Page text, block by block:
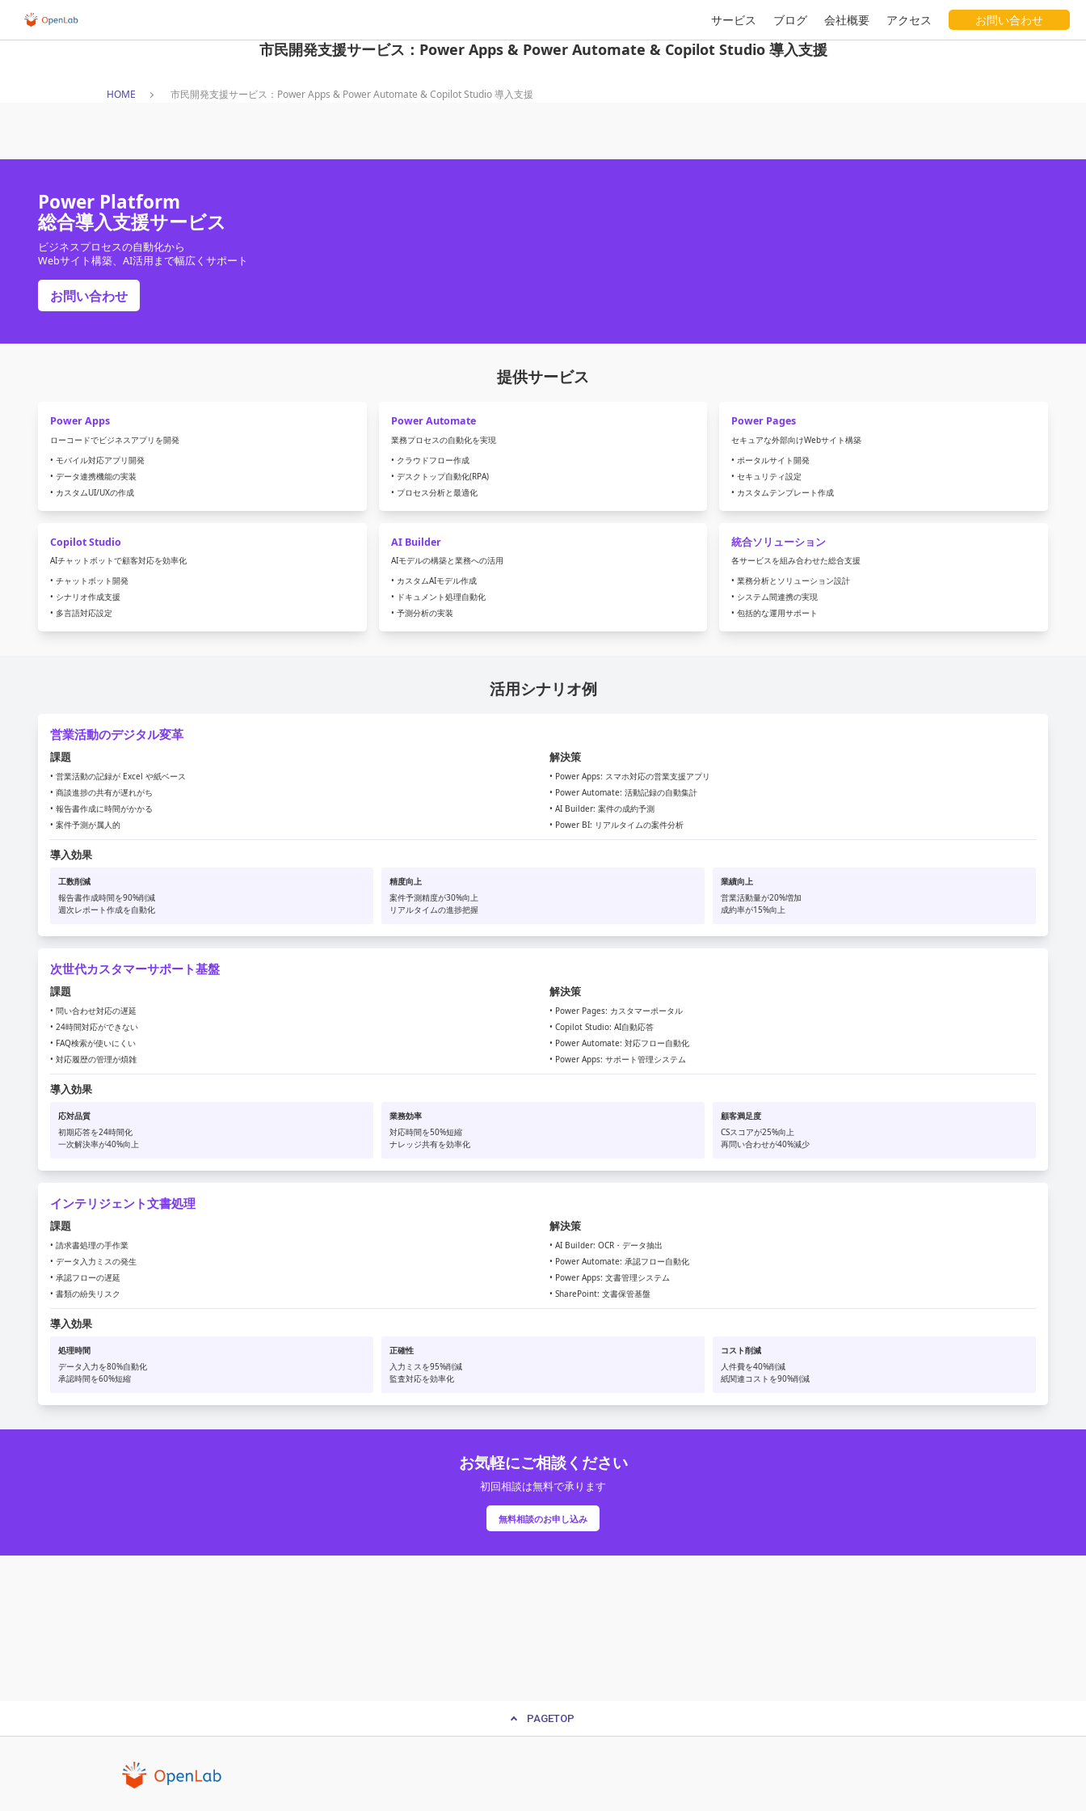
サービス ブログ 会社概要 アクセス お問い合わせ
市民開発支援サービス：Power Apps & Power Automate & Copilot Studio 導入支援
HOME 市民開発支援サービス：Power Apps & Power Automate & Copilot Studio 導入支援
Power Platform
総合導入支援サービス
ビジネスプロセスの自動化から
Webサイト構築、AI活用まで幅広くサポート
お問い合わせ
提供サービス
Power Apps
ローコードでビジネスアプリを開発
• モバイル対応アプリ開発
• データ連携機能の実装
• カスタムUI/UXの作成
Power Automate
業務プロセスの自動化を実現
• クラウドフロー作成
• デスクトップ自動化(RPA)
• プロセス分析と最適化
Power Pages
セキュアな外部向けWebサイト構築
• ポータルサイト開発
• セキュリティ設定
• カスタムテンプレート作成
Copilot Studio
AIチャットボットで顧客対応を効率化
• チャットボット開発
• シナリオ作成支援
• 多言語対応設定
AI Builder
AIモデルの構築と業務への活用
• カスタムAIモデル作成
• ドキュメント処理自動化
• 予測分析の実装
統合ソリューション
各サービスを組み合わせた総合支援
• 業務分析とソリューション設計
• システム間連携の実現
• 包括的な運用サポート
活用シナリオ例
営業活動のデジタル変革
課題
• 営業活動の記録が Excel や紙ベース
• 商談進捗の共有が遅れがち
• 報告書作成に時間がかかる
• 案件予測が属人的
解決策
• Power Apps: スマホ対応の営業支援アプリ
• Power Automate: 活動記録の自動集計
• AI Builder: 案件の成約予測
• Power BI: リアルタイムの案件分析
導入効果
工数削減
報告書作成時間を90%削減
週次レポート作成を自動化
精度向上
案件予測精度が30%向上
リアルタイムの進捗把握
業績向上
営業活動量が20%増加
成約率が15%向上
次世代カスタマーサポート基盤
課題
• 問い合わせ対応の遅延
• 24時間対応ができない
• FAQ検索が使いにくい
• 対応履歴の管理が煩雑
解決策
• Power Pages: カスタマーポータル
• Copilot Studio: AI自動応答
• Power Automate: 対応フロー自動化
• Power Apps: サポート管理システム
導入効果
応対品質
初期応答を24時間化
一次解決率が40%向上
業務効率
対応時間を50%短縮
ナレッジ共有を効率化
顧客満足度
CSスコアが25%向上
再問い合わせが40%減少
インテリジェント文書処理
課題
• 請求書処理の手作業
• データ入力ミスの発生
• 承認フローの遅延
• 書類の紛失リスク
解決策
• AI Builder: OCR・データ抽出
• Power Automate: 承認フロー自動化
• Power Apps: 文書管理システム
• SharePoint: 文書保管基盤
導入効果
処理時間
データ入力を80%自動化
承認時間を60%短縮
正確性
入力ミスを95%削減
監査対応を効率化
コスト削減
人件費を40%削減
紙関連コストを90%削減
お気軽にご相談ください
初回相談は無料で承ります
無料相談のお申し込み
PAGETOP